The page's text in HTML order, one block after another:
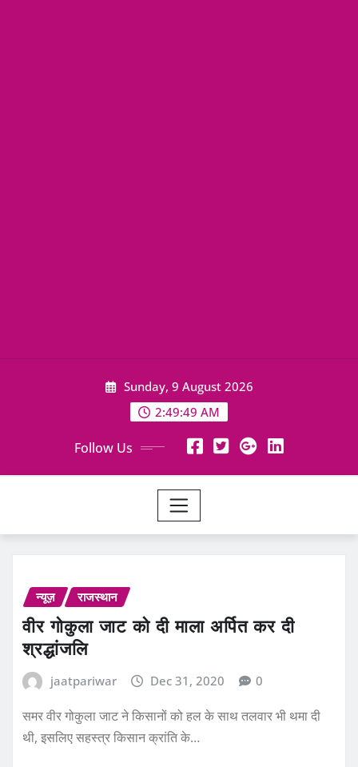
Sunday, 9 August 2026
2:49:50 AM
Follow Us
न्यूज़ राजस्थान
वीर गोकुला जाट को दी माला अर्पित कर दी
श्रद्धांजलि
jaatpariwar Dec 31, 2020 0
समर वीर गोकुला जाट ने किसानों को हल के साथ तलवार भी थमा दी
थी, इसलिए सहस्त्र किसान क्रांति के…